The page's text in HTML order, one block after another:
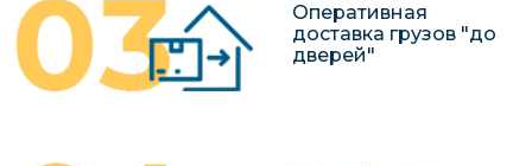
Оперативная
доставка грузов "до
дверей"